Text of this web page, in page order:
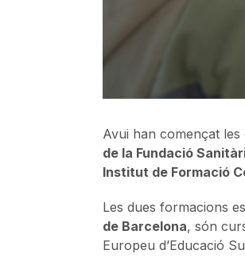
Avui han començat les
de la Fundació
Institut de Formació
Les dues formacions
de Barcelona, són
Europeu d’Educació